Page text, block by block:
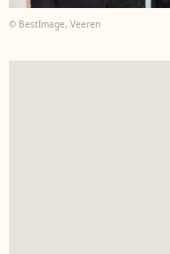
© BestImage, Veeren